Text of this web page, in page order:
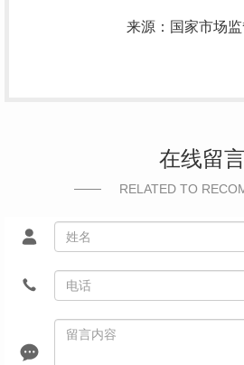
来源：国家市场
在线留言
RELATED TO